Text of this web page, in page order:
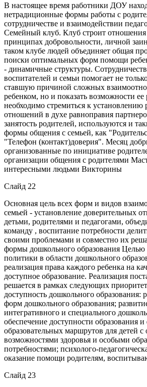
В настоящее время работники ДОУ
нетрадиционные формы работы с
сотрудничестве и взаимодействии
Семейный клуб. Клуб строит отношения
принципах добровольности, личной
таком клубе людей объединяет общая
поиски оптимальных форм помощи
- динамичные структуры.
воспитателей и семьи помогает не
ставшую причиной сложных
ребенком, но и показать возможности
необходимо стремиться к установлению
отношений в духе равноправия
занятость родителей, используются и
формы общения с семьей, как
"Телефон (контакт)доверия". Месяц
организованные по инициативе
организации общения с родителями
интересными людьми Викторины
Слайд 22
Основная цель всех форм и видов
семьей - установление доверительных
детьми, родителями и педагогами,
команду , воспитание потребности
своими проблемами и совместно их
формы дошкольного образования Целью
политики в области дошкольного
реализация права каждого ребенка на
доступное образование. Реализация
решается в рамках следующих
доступность дошкольного образования:
форм дошкольного образования;
интегративного и специального
обеспечение доступности образования
образовательных маршрутов для детей
возможностями здоровья и особыми
потребностями; психолого-
оказание помощи родителям,
Слайд 23